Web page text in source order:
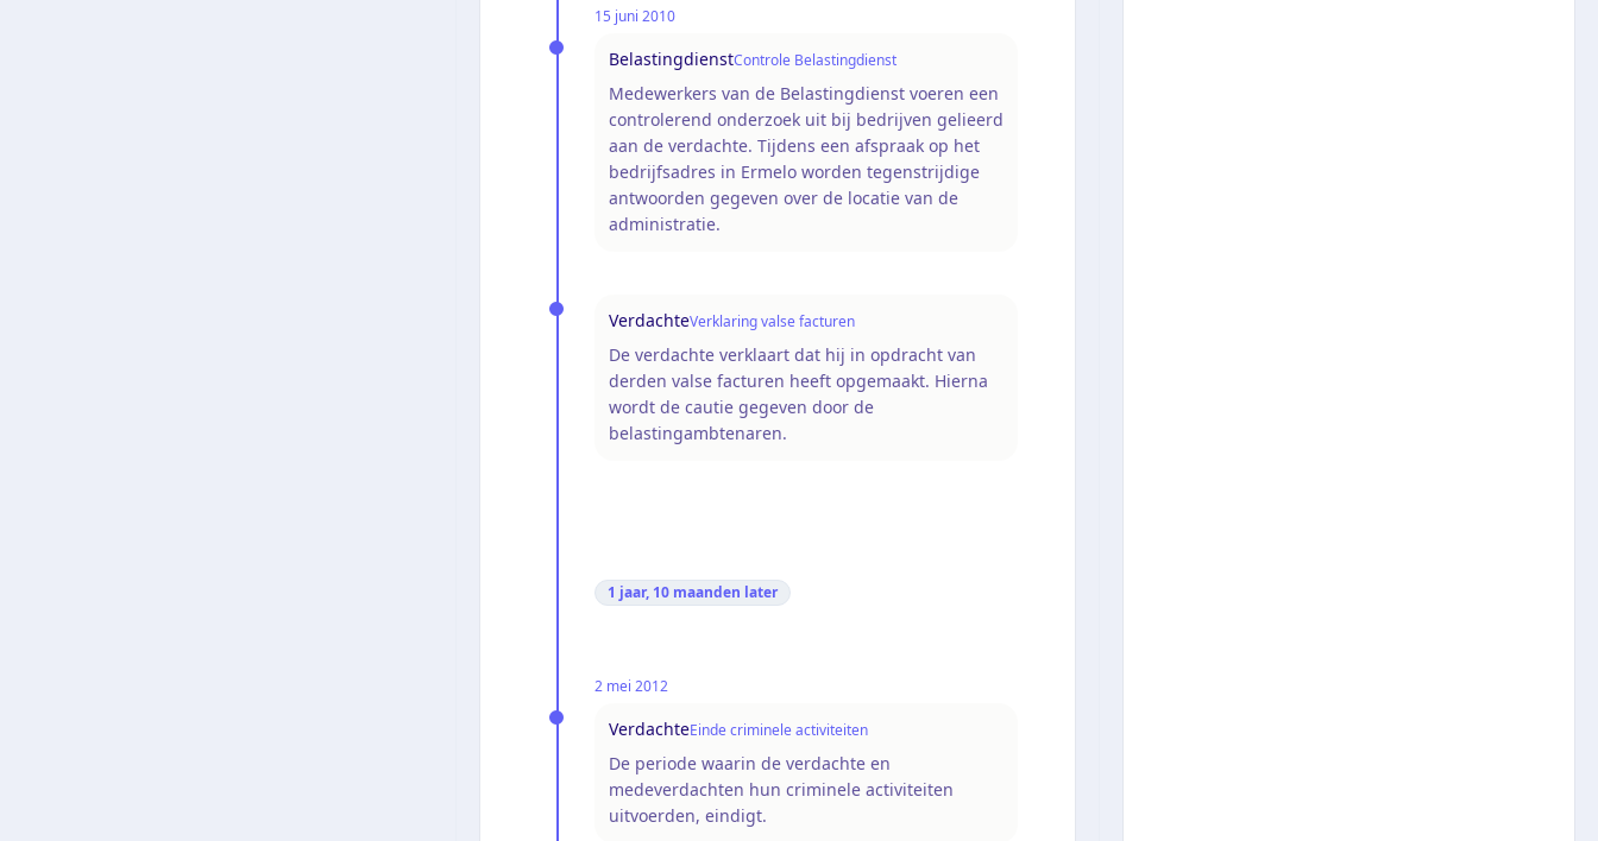
15 juni 2010
BelastingdienstControle Belastingdienst
Medewerkers van de Belastingdienst voeren een
controlerend onderzoek uit bij bedrijven gelieerd
aan de verdachte. Tijdens een afspraak op het
bedrijfsadres in Ermelo worden tegenstrijdige
antwoorden gegeven over de locatie van de
administratie.
VerdachteVerklaring valse facturen
De verdachte verklaart dat hij in opdracht van
derden valse facturen heeft opgemaakt. Hierna
wordt de cautie gegeven door de
belastingambtenaren.
1 jaar, 10 maanden later
2 mei 2012
VerdachteEinde criminele activiteiten
De periode waarin de verdachte en
medeverdachten hun criminele activiteiten
uitvoerden, eindigt.